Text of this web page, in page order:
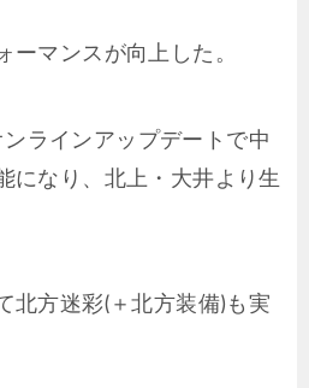
マンスが向上した。
ラインアップデートで中
になり、北上・大井より生
北方迷彩(＋北方装備)も実